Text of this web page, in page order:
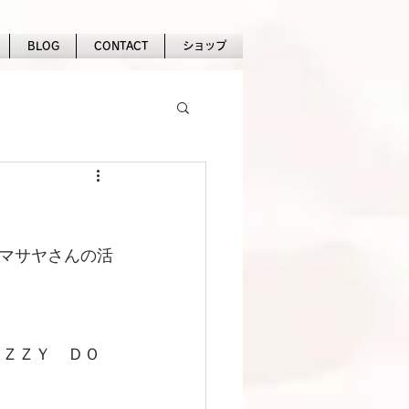
BLOG CONTACT ショップ
サヤさんの活
ＺＹ　ＤＯ